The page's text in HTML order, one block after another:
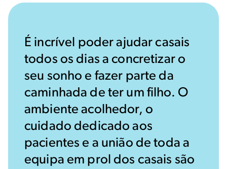
É incrível poder ajudar casais
todos os dias a concretizar o
seu sonho e fazer parte da
caminhada de ter um filho. O
ambiente acolhedor, o
cuidado dedicado aos
pacientes e a união de toda a
equipa em prol dos casais são